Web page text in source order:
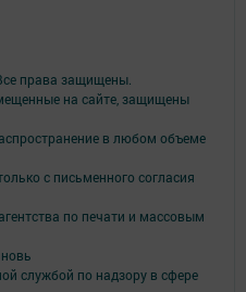
права защищены.
на сайте, защищены
в любом объеме
с письменного согласия
по печати и массовым
службой по надзору в сфере